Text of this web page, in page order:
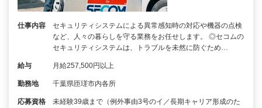
仕事内容
セキュリティシステムによる異常感知時の対応や機器の点検
など、人々の暮らしを守る業務をお任せします。 ◎セコムの
セキュリティシステムは、トラブルを未然に防ぐため…
給与 月給257,500円以上
勤務地 千葉県匝瑳市内各所
応募資格
未経験39歳まで（例外事由3号のイ／長期キャリア形成のた